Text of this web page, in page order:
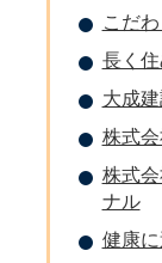
こだ
長く
大成
株式
株式
ナル
健康